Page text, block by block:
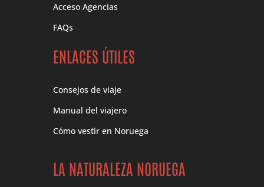
Acceso Agencias
FAQs
ENLACES ÚTILES
Consejos de viaje
Manual del viajero
Cómo vestir en Noruega
LA NATURALEZA NORUEGA